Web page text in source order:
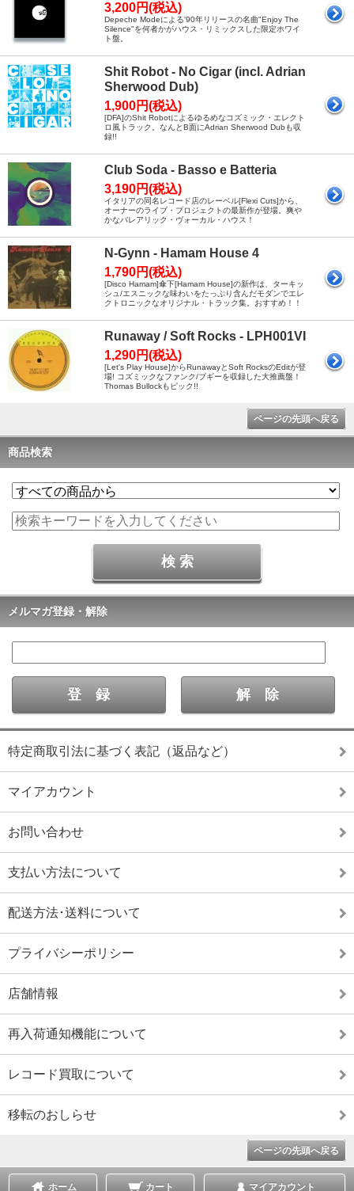
3,200円(税込)
Depeche Modeによる'90年リリースの名曲"Enjoy The
Silence"を何者かがハウス・リミックスした限定ホワイ
ト盤。
Shit Robot - No Cigar (incl. Adrian
Sherwood Dub)
1,900円(税込)
[DFA]のShit Robotによるゆるめなコズミック・エレクト
ロ風トラック。なんとB面にAdrian Sherwood Dubも収
録!!
Club Soda - Basso e Batteria
3,190円(税込)
イタリアの同名レコード店のレーベル[Flexi Cuts]から、
オーナーのライブ・プロジェクトの最新作が登場。爽や
かなバレアリック・ヴォーカル・ハウス！
N-Gynn - Hamam House 4
1,790円(税込)
[Disco Hamam]傘下[Hamam House]の新作は、ターキッ
シュ/エスニックな味わいをたっぷり含んだモダンでエレ
クトロニックなオリジナル・トラック集。おすすめ！！
Runaway / Soft Rocks - LPH001VI
1,290円(税込)
[Let's Play House]からRunawayとSoft RocksのEditが登
場! コズミックなファンク/ブギーを収録した大推薦盤！
Thomas Bullockもピック!!
ページの先頭へ戻る
商品検索
メルマガ登録・解除
特定商取引法に基づく表記（返品など）
マイアカウント
お問い合わせ
支払い方法について
配送方法･送料について
プライバシーポリシー
店舗情報
再入荷通知機能について
レコード買取について
移転のおしらせ
ページの先頭へ戻る
ホーム カート マイアカウント